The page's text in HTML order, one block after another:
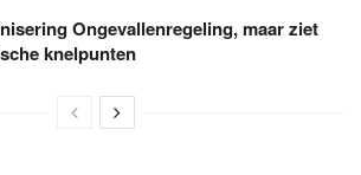
Ongevallenregeling, maar ziet
knelpunten